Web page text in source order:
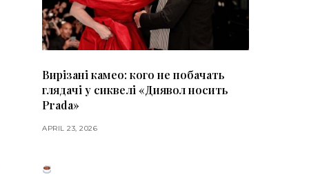
Вирізані камео: кого не побачать
глядачі у сиквелі «Диявол носить
Prada»
APRIL 23, 2026